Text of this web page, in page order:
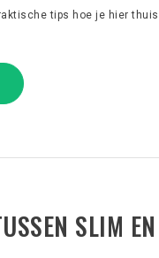
tips hoe je hier
SLIM